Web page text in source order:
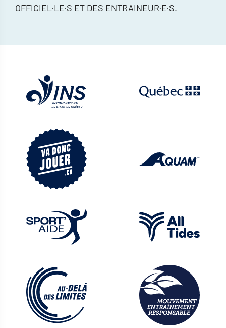
OFFICIEL·LE·S ET DES ENTRAINEUR·E·S.